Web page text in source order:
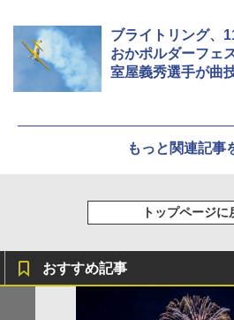
ブライトリング、
おかポルダーフェ
室屋義秀選手が曲
もっと関連記事
トップページに
おすすめ記事